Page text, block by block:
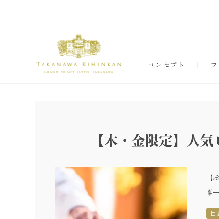
コンセプト
【木・金限定】人
【
唯
目